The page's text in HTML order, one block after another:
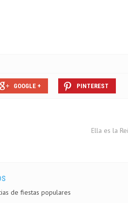
GOOGLE + PINTEREST
Ella es la
de fiestas populares